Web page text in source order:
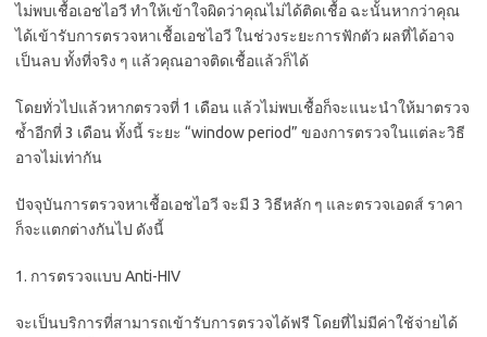
ไม่พบเชื้อเอชไอวี ทำให้เข้าใจผิดว่าคุณไม่ได้ติดเชื้อ ฉะนั้นหากว่าคุณ
ได้เข้ารับการตรวจหาเชื้อเอชไอวี ในช่วงระยะการฟักตัว ผลที่ได้อาจ
เป็นลบ ทั้งที่จริง ๆ แล้วคุณอาจติดเชื้อแล้วก็ได้
โดยทั่วไปแล้วหากตรวจที่ 1 เดือน แล้วไม่พบเชื้อก็จะแนะนำให้มาตรวจ
ซ้ำอีกที่ 3 เดือน ทั้งนี้ ระยะ “window period” ของการตรวจในแต่ละวิธี
อาจไม่เท่ากัน
ปัจจุบันการตรวจหาเชื้อเอชไอวี จะมี 3 วิธีหลัก ๆ และตรวจเอดส์ ราคา
ก็จะแตกต่างกันไป ดังนี้
1. การตรวจแบบ Anti-HIV
จะเป็นบริการที่สามารถเข้ารับการตรวจได้ฟรี โดยที่ไม่มีค่าใช้จ่ายได้